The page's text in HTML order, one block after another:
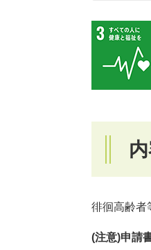
徘徊高齢者
(注意)申請